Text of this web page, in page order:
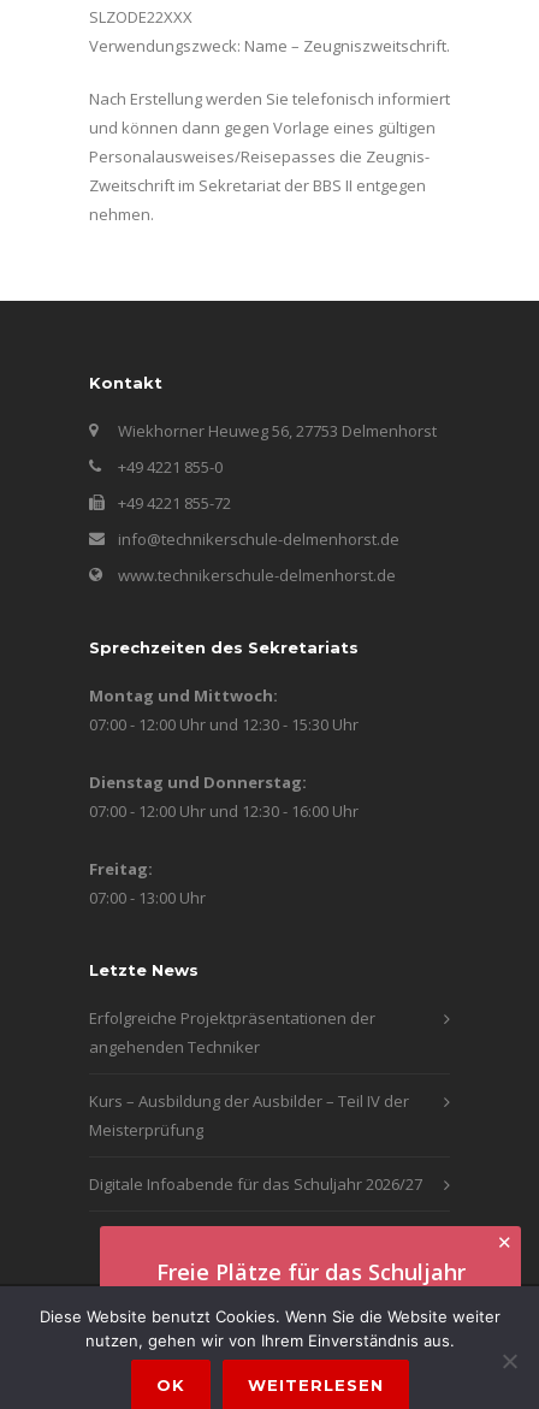
SLZODE22XXX
Verwendungszweck: Name – Zeugniszweitschrift.
Nach Erstellung werden Sie telefonisch informiert
und können dann gegen Vorlage eines gültigen
Personalausweises/Reisepasses die Zeugnis-
Zweitschrift im Sekretariat der BBS II entgegen
nehmen.
Kontakt
Wiekhorner Heuweg 56, 27753 Delmenhorst
+49 4221 855-0
+49 4221 855-72
info@technikerschule-delmenhorst.de
www.technikerschule-delmenhorst.de
Sprechzeiten des Sekretariats
Montag und Mittwoch:
07:00 - 12:00 Uhr und 12:30 - 15:30 Uhr
Dienstag und Donnerstag:
07:00 - 12:00 Uhr und 12:30 - 16:00 Uhr
Freitag:
07:00 - 13:00 Uhr
Letzte News
Erfolgreiche Projektpräsentationen der
angehenden Techniker
Kurs – Ausbildung der Ausbilder – Teil IV der
Meisterprüfung
Digitale Infoabende für das Schuljahr 2026/27
© 2016 | Technikerschule Delmenhorst · BBSII |
Impressum|Datenschutzerklärung
✕
Freie Plätze für das Schuljahr
Anmeldung hier!
Diese Website benutzt Cookies. Wenn Sie die Website weiter
nutzen, gehen wir von Ihrem Einverständnis aus.
OK WEITERLESEN